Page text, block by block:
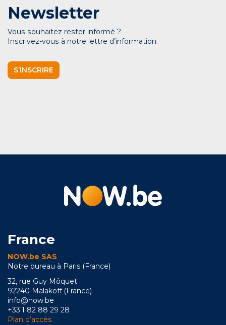
Newsletter
Vous souhaitez rester informé ?
Inscrivez-vous à notre lettre d’information.
S’INSCRIRE
France
NOW.be SAS
Notre bureau à Paris (France)
32, rue Guy Môquet
92240 Malakoff (France)
info@now.be
+33 1 82 88 29 28
Plan d’accès